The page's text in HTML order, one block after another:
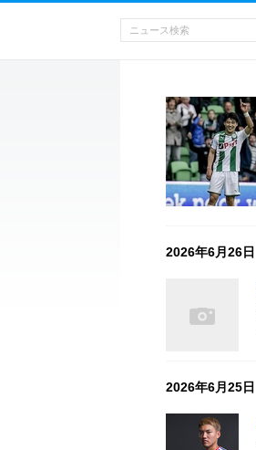
2026年6月26日
2026年6月25日